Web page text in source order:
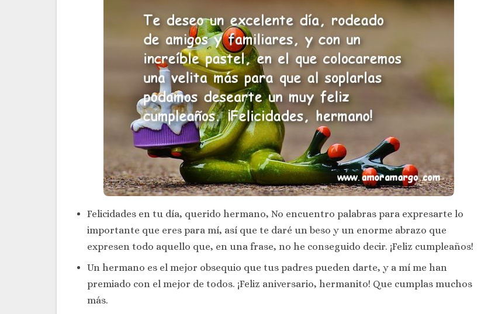
Felicidades en tu día, querido hermano, No encuentro palabras para expresarte lo
importante que eres para mí, así que te daré un beso y un enorme abrazo que
expresen todo aquello que, en una frase, no he conseguido decir. ¡Feliz cumpleaños!
Un hermano es el mejor obsequio que tus padres pueden darte, y a mí me han
premiado con el mejor de todos. ¡Feliz aniversario, hermanito! Que cumplas muchos
más.